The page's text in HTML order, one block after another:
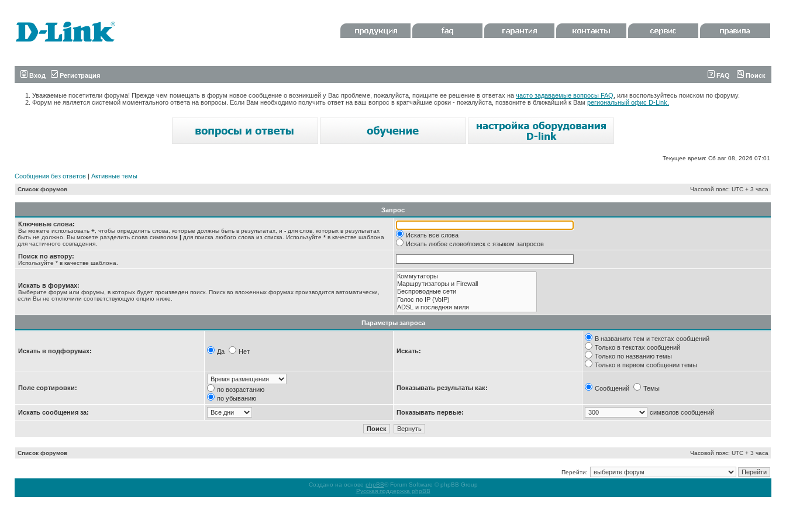
Вход Регистрация FAQ Поиск
Уважаемые посетители форума! Прежде чем помещать в форум новое сообщение о возникшей у Вас проблеме, пожалуйста, поищите ее решение в ответах на часто задаваемые вопросы FAQ , или воспользуйтесь поиском по форуму.
Форум не является системой моментального ответа на вопросы. Если Вам необходимо получить ответ на ваш вопрос в кратчайшие сроки - пожалуйста, позвоните в ближайший к Вам региональный офис D-Link.
Текущее время: Сб авг 08, 2026 07:01
Сообщения без ответов | Активные темы
Список форумов Часовой пояс: UTC + 3 часа
Запрос
Ключевые слова:
Вы можете использовать + , чтобы определить слова, которые должны быть в результатах, и - для слов, которых в результатах
быть не должно. Вы можете разделить слова символом | для поиска любого слова из списка. Используйте * в качестве шаблона
для частичного совпадения.
Искать все слова
Искать любое слово/поиск с языком запросов
Поиск по автору:
Используйте * в качестве шаблона.
Искать в форумах:
Выберите форум или форумы, в которых будет произведен поиск. Поиск во вложенных форумах производится автоматически,
если Вы не отключили соответствующую опцию ниже.
Параметры запроса
Искать в подфорумах: Да Нет Искать:
В названиях тем и текстах сообщений
Только в текстах сообщений
Только по названию темы
Только в первом сообщении темы
Поле сортировки:
по возрастанию
по убыванию
Показывать результаты как: Сообщений Темы
Искать сообщения за: Показывать первые: символов сообщений
Список форумов Часовой пояс: UTC + 3 часа
Перейти:
Создано на основе phpBB® Forum Software © phpBB Group
Русская поддержка phpBB